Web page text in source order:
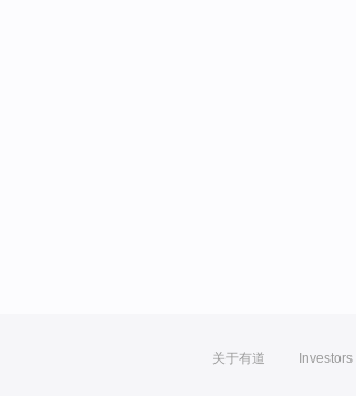
关于有道 Investors